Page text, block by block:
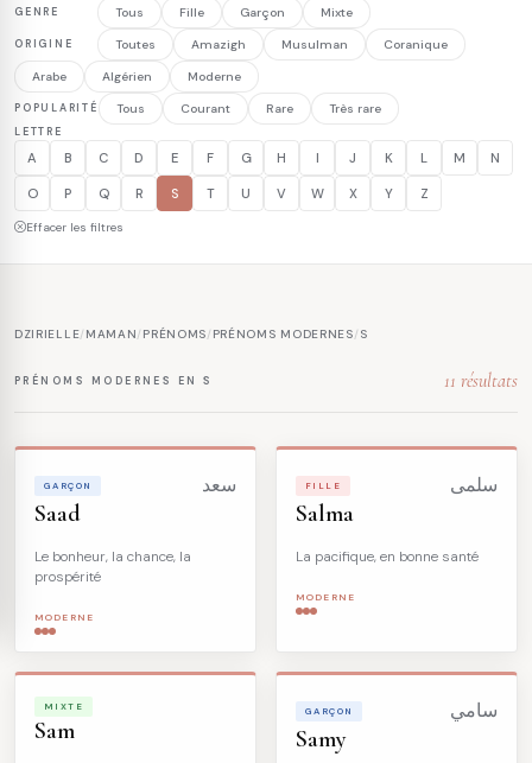
GENRE Tous Fille Garçon Mixte
ORIGINE Toutes Amazigh Musulman Coranique
Arabe Algérien Moderne
POPULARITÉ Tous Courant Rare Très rare
LETTRE
A B C D E F G H I J K L M N
O P Q R S T U V W X Y Z
Effacer les filtres
DZIRIELLE/ MAMAN/ PRÉNOMS/ PRÉNOMS MODERNES/ S
PRÉNOMS MODERNES EN S 11 résultats
GARÇON سعد
Saad
Le bonheur, la chance, la
prospérité
MODERNE
FILLE سلمى
Salma
La pacifique, en bonne santé
MODERNE
MIXTE
Sam
GARÇON سامي
Samy